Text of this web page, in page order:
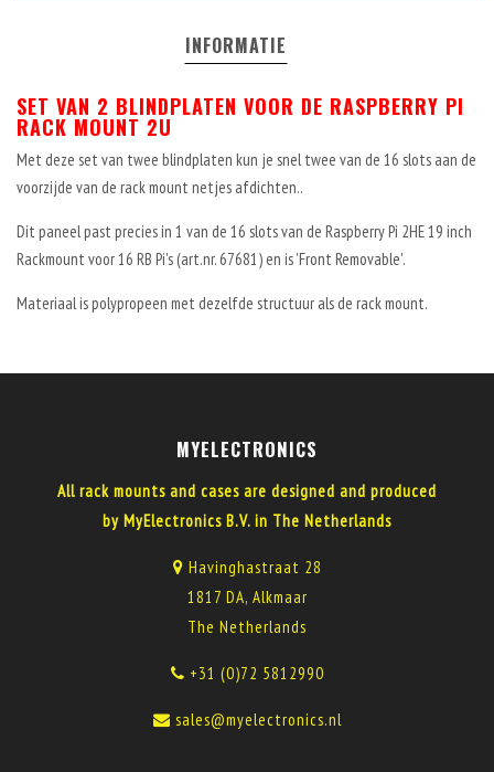
INFORMATIE
SET VAN 2 BLINDPLATEN VOOR DE RASPBERRY PI
RACK MOUNT 2U
Met deze set van twee blindplaten kun je snel twee van de 16 slots aan de
voorzijde van de rack mount netjes afdichten..
Dit paneel past precies in 1 van de 16 slots van de Raspberry Pi 2HE 19 inch
Rackmount voor 16 RB Pi's (art.nr. 67681) en is 'Front Removable'.
Materiaal is polypropeen met dezelfde structuur als de rack mount.
MYELECTRONICS
All rack mounts and cases are designed and produced
by MyElectronics B.V. in The Netherlands
Havinghastraat 28
1817 DA, Alkmaar
The Netherlands
+31 (0)72 5812990
sales@myelectronics.nl